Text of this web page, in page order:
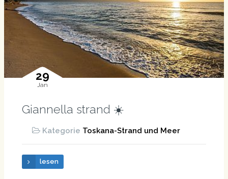
29
Jan
Giannella strand ☀️
Kategorie Toskana-Strand und Meer
lesen